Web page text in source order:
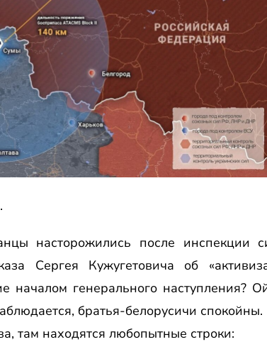
насторожились после инспекции
Сергея Кужугетовича об
началом генерального наступления?
братья-белорусичи
там находятся любопытные строки: